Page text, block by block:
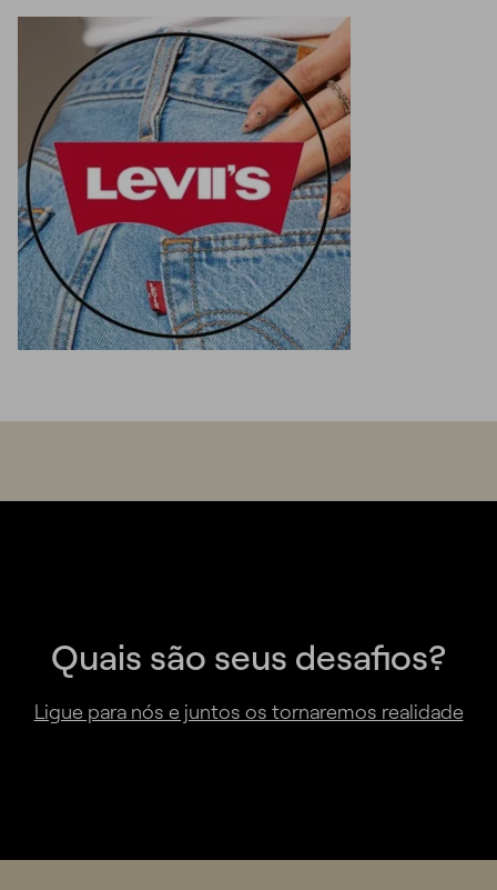
Quais são seus desafios?
Ligue para nós e juntos os tornaremos realidade